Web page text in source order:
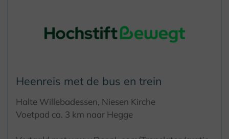
Heenreis met de bus en trein
Halte Willebadessen, Niesen Kirche
Voetpad ca. 3 km naar Hegge